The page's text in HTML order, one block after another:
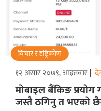
विचार र दृष्ट्रिकोण
१२ असार २०७९, आइतवार
मोबाइल बैंकिङ प्रयोग
जस्तै ठगिनु त भएको